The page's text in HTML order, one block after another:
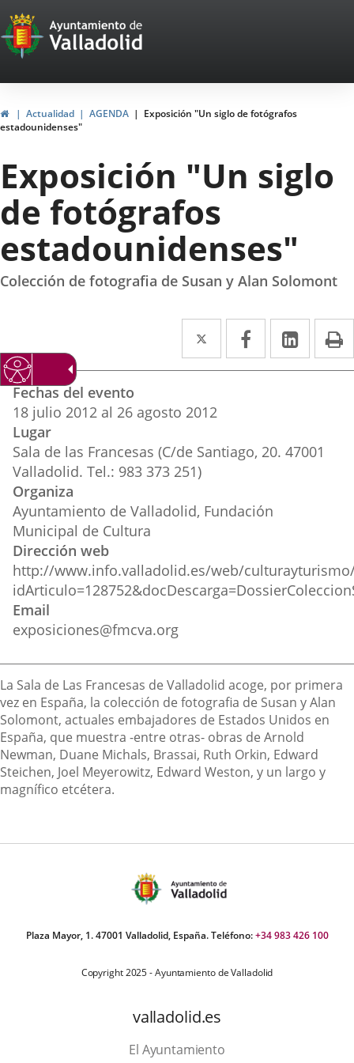
Portal
Web
del
Ayuntamiento
de
Valladolid
HomeActualidad AGENDA
Exposición "Un siglo de fotógrafos
estadounidenses"
Exposición "Un siglo
de fotógrafos
estadounidenses"
Colección de fotografia de Susan y Alan Solomont
Twitter
Enlace
a
aplicación
externa.
Facebook
Enlace
a
Enlace
a
Datos
del
evento
Fechas del evento
18 julio 2012 al 26 agosto 2012
Lugar
Sala de las Francesas (C/de Santiago, 20. 47001
Valladolid. Tel.: 983 373 251)
Organiza
Ayuntamiento de Valladolid, Fundación
Municipal de Cultura
Dirección web
http://www.info.valladolid.es/web/
Email
exposiciones@fmcva.org
Descripción
La Sala de Las Francesas de Valladolid acoge, por primera
vez en España, la colección de fotografia de Susan y Alan
Solomont, actuales embajadores de Estados Unidos en
España, que muestra -entre otras- obras de Arnold
Newman, Duane Michals, Brassai, Ruth Orkin, Edward
Steichen, Joel Meyerowitz, Edward Weston, y un largo y
magnífico etcétera.
Plaza Mayor, 1. 47001 Valladolid, España. Teléfono:+34 983 426 100
Copyright 2025 - Ayuntamiento de Valladolid
valladolid.es
El Ayuntamiento